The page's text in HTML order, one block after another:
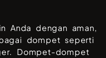
Anda dengan aman,
dompet seperti
. Dompet-dompet